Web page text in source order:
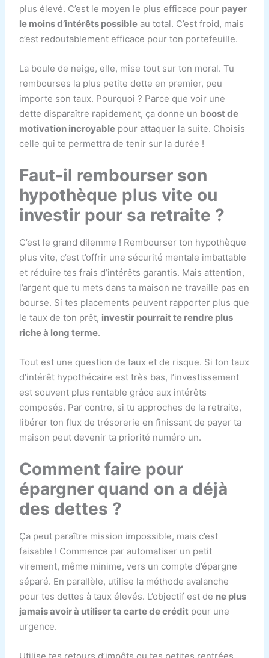
plus élevé. C’est le moyen le plus efficace pour payer
le moins d’intérêts possible au total. C’est froid, mais
c’est redoutablement efficace pour ton portefeuille.
La boule de neige, elle, mise tout sur ton moral. Tu
rembourses la plus petite dette en premier, peu
importe son taux. Pourquoi ? Parce que voir une
dette disparaître rapidement, ça donne un boost de
motivation incroyable pour attaquer la suite. Choisis
celle qui te permettra de tenir sur la durée !
Faut-il rembourser son
hypothèque plus vite ou
investir pour sa retraite ?
C’est le grand dilemme ! Rembourser ton hypothèque
plus vite, c’est t’offrir une sécurité mentale imbattable
et réduire tes frais d’intérêts garantis. Mais attention,
l’argent que tu mets dans ta maison ne travaille pas en
bourse. Si tes placements peuvent rapporter plus que
le taux de ton prêt, investir pourrait te rendre plus
riche à long terme.
Tout est une question de taux et de risque. Si ton taux
d’intérêt hypothécaire est très bas, l’investissement
est souvent plus rentable grâce aux intérêts
composés. Par contre, si tu approches de la retraite,
libérer ton flux de trésorerie en finissant de payer ta
maison peut devenir ta priorité numéro un.
Comment faire pour
épargner quand on a déjà
des dettes ?
Ça peut paraître mission impossible, mais c’est
faisable ! Commence par automatiser un petit
virement, même minime, vers un compte d’épargne
séparé. En parallèle, utilise la méthode avalanche
pour tes dettes à taux élevés. L’objectif est de ne plus
jamais avoir à utiliser ta carte de crédit pour une
urgence.